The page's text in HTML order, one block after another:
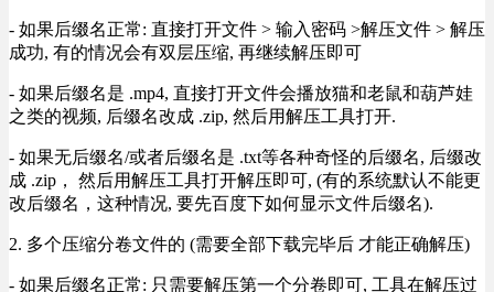
- 如果后缀名正常: 直接打开文件 > 输入密码 >解压文件 > 解压
成功, 有的情况会有双层压缩, 再继续解压即可
- 如果后缀名是 .mp4, 直接打开文件会播放猫和老鼠和葫芦娃
之类的视频, 后缀名改成 .zip, 然后用解压工具打开.
- 如果无后缀名/或者后缀名是 .txt等各种奇怪的后缀名, 后缀改
成 .zip， 然后用解压工具打开解压即可, (有的系统默认不能更
改后缀名，这种情况, 要先百度下如何显示文件后缀名).
2. 多个压缩分卷文件的 (需要全部下载完毕后 才能正确解压)
- 如果后缀名正常: 只需要解压第一个分卷即可, 工具在解压过